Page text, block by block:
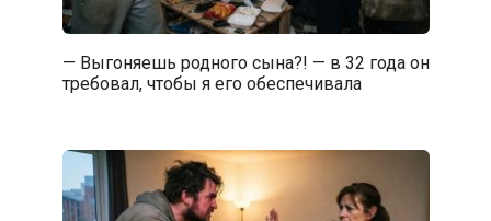
— Выгоняешь родного сына?! — в 32 года он
требовал, чтобы я его обеспечивала